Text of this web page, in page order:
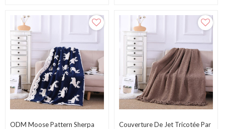
ODM Moose Pattern Sherpa
Couverture De Jet Tricotée Par